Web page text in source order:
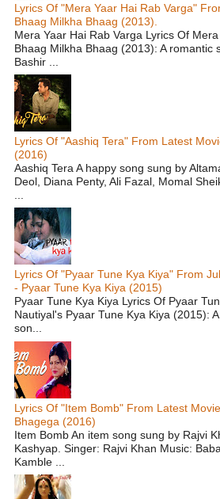
Lyrics Of "Mera Yaar Hai Rab Varga"
Bhaag Milkha Bhaag (2013).
Mera Yaar Hai Rab Varga Lyrics Of
Bhaag Milkha Bhaag (2013): A romantic
Bashir ...
Lyrics Of "Aashiq Tera" From Latest
(2016)
Aashiq Tera A happy song sung by
Deol, Diana Penty, Ali Fazal, Momal
Lyrics Of "Pyaar Tune Kya Kiya" From
- Pyaar Tune Kya Kiya (2015)
Pyaar Tune Kya Kiya Lyrics Of Pyaar
Nautiyal's Pyaar Tune Kya Kiya (2015):
son...
Lyrics Of "Item Bomb" From Latest
Bhagega (2016)
Item Bomb An item song sung by Rajvi
Kashyap. Singer: Rajvi Khan Music:
Kamble ...